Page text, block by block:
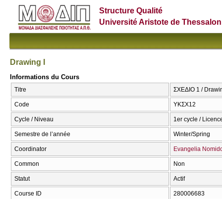
Structure Qualité
Université Aristote de
Drawing I
Informations du Cours
Titre ΣΧΕΔΙΟ 1 /
Code ΥΚΣΧ12
Cycle / Niveau 1er cycle /
Semestre de l’année Winter/Spring
Coordinator Evangelia
Common Non
Statut Actif
Course ID 280006683